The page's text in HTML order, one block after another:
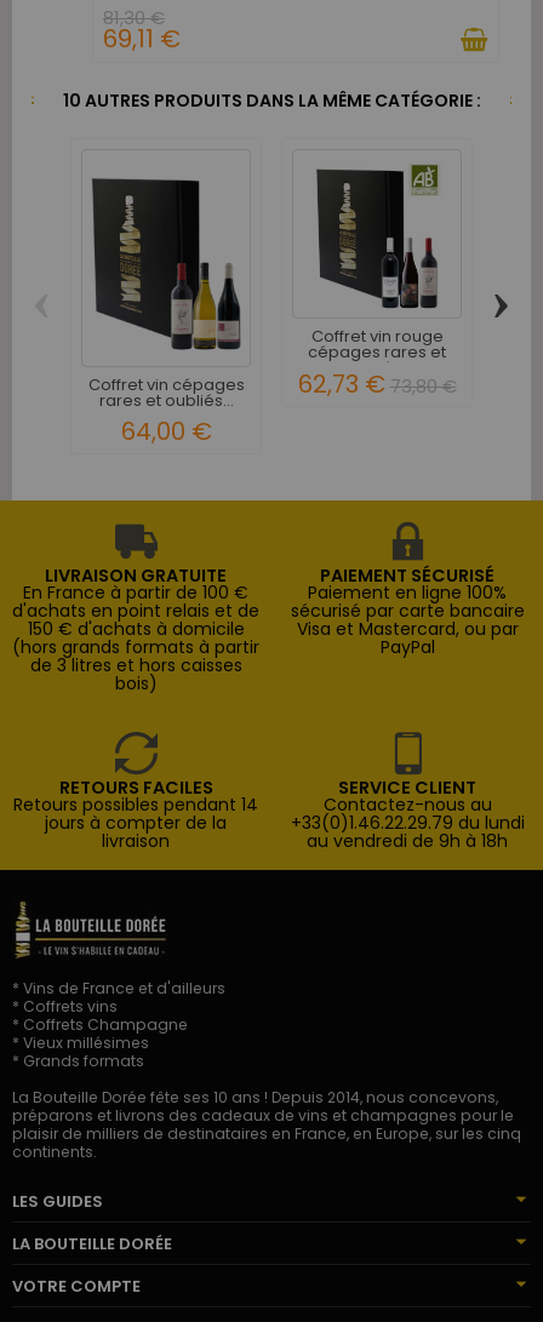
81,30 €
69,11 €
10 AUTRES PRODUITS DANS LA MÊME CATÉGORIE :
Coffret vin cépages
rares et oubliés...
64,00 €
Coffret vin rouge
cépages rares et
oubliés...
62,73 € 73,80 €
›
LIVRAISON GRATUITE
En France à partir de 100 €
d'achats en point relais et de
150 € d'achats à domicile
(hors grands formats à partir
de 3 litres et hors caisses
bois)
PAIEMENT SÉCURISÉ
Paiement en ligne 100%
sécurisé par carte bancaire
Visa et Mastercard, ou par
PayPal
RETOURS FACILES
Retours possibles pendant 14
jours à compter de la
livraison
SERVICE CLIENT
Contactez-nous au
+33(0)1.46.22.29.79 du lundi
au vendredi de 9h à 18h
* Vins de France et d'ailleurs
* Coffrets vins
* Coffrets Champagne
* Vieux millésimes
* Grands formats
La Bouteille Dorée fête ses 10 ans ! Depuis 2014, nous concevons,
préparons et livrons des cadeaux de vins et champagnes pour le
plaisir de milliers de destinataires en France, en Europe, sur les cinq
continents.
LES GUIDES
LA BOUTEILLE DORÉE
VOTRE COMPTE